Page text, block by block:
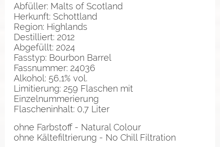
Abfüller: Malts of Scotland
Herkunft: Schottland
Region: Highlands
Destilliert: 2012
Abgefüllt: 2024
Fasstyp: Bourbon Barrel
Fassnummer: 24036
Alkohol: 56,1% vol.
Limitierung: 259 Flaschen mit
Einzelnummerierung
Flascheninhalt: 0,7 Liter
ohne Farbstoff - Natural Colour
ohne Kältefiltrierung - No Chill Filtration